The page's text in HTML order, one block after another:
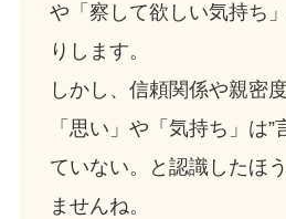
や「察して欲しい気持ち
りします。
しかし、信頼関係や親密
「思い」や「気持ち」は”
ていない。と認識したほ
ませんね。